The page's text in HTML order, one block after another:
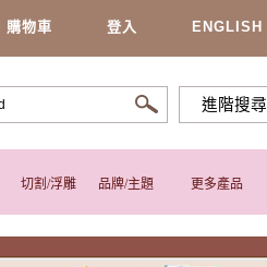
購物車 登入 ENGLISH
進階搜尋
切割/浮雕 品牌/主題 更多產品